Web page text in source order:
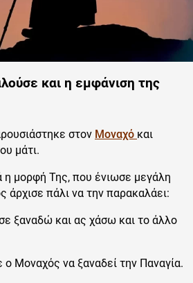
και η εμφάνιση της
στον Μοναχό και
μάτι.
η μορφή Της, που ένιωσε μεγάλη
άρχισε πάλι να την παρακαλάει:
ξαναδώ και ας χάσω και το άλλο
ο Μοναχός να ξαναδεί την Παναγία.